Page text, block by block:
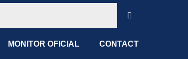
MONITOR OFICIAL CONTACT